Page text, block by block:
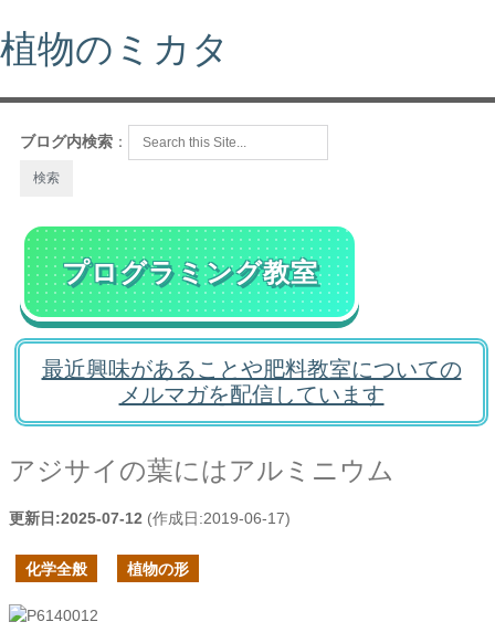
植物のミカタ
ブログ内検索 ：
プログラミング教室
最近興味があることや肥料教室についての
メルマガを配信しています
アジサイの葉にはアルミニウム
更新日:2025-07-12 (作成日:2019-06-17)
化学全般 植物の形